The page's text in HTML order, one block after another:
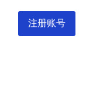
注册账号